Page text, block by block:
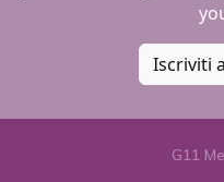
Iscriviti
G11